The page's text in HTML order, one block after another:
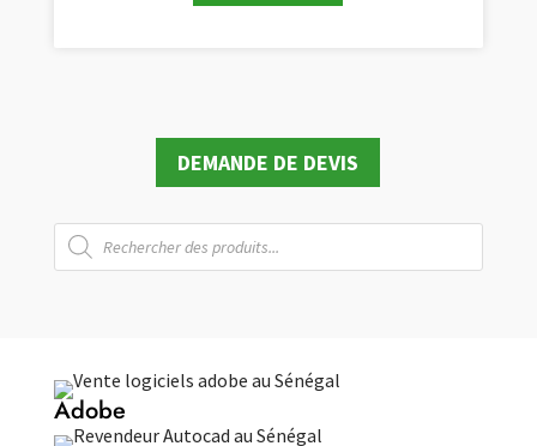
DEMANDE DE DEVIS
Recherche
de
produits
Adobe